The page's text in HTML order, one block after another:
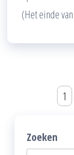
(Het einde
pagination
1
Zoeken